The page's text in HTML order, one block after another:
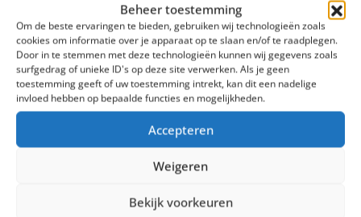
Beheer toestemming
Om de beste ervaringen te bieden, gebruiken wij technologieën zoals
cookies om informatie over je apparaat op te slaan en/of te raadplegen.
Door in te stemmen met deze technologieën kunnen wij gegevens zoals
surfgedrag of unieke ID's op deze site verwerken. Als je geen
toestemming geeft of uw toestemming intrekt, kan dit een nadelige
invloed hebben op bepaalde functies en mogelijkheden.
Accepteren
Weigeren
Bekijk voorkeuren